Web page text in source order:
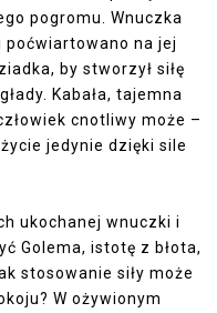
pogromu. Wnuczka
poćwiartowano na jej
by stworzył siłę
Kabała, tajemna
cnotliwy może –
jedynie dzięki sile
ukochanej wnuczki i
Golema, istotę z błota,
stosowanie siły może
W ożywionym